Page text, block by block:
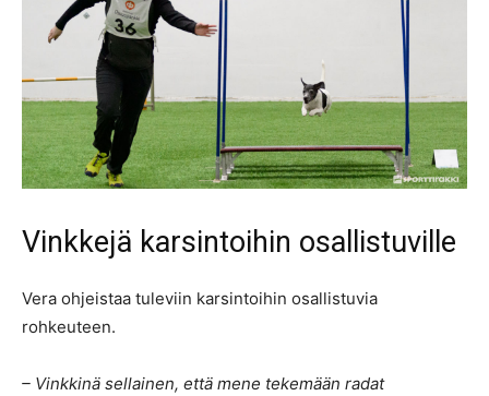
Vinkkejä karsintoihin osallistuville
Vera ohjeistaa tuleviin karsintoihin osallistuvia
rohkeuteen.
– Vinkkinä sellainen, että mene tekemään radat